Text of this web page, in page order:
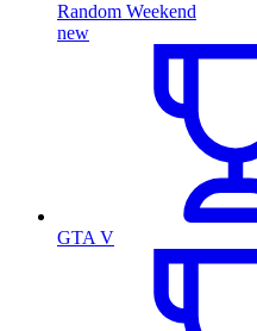
Random Weekend
new
GTA V